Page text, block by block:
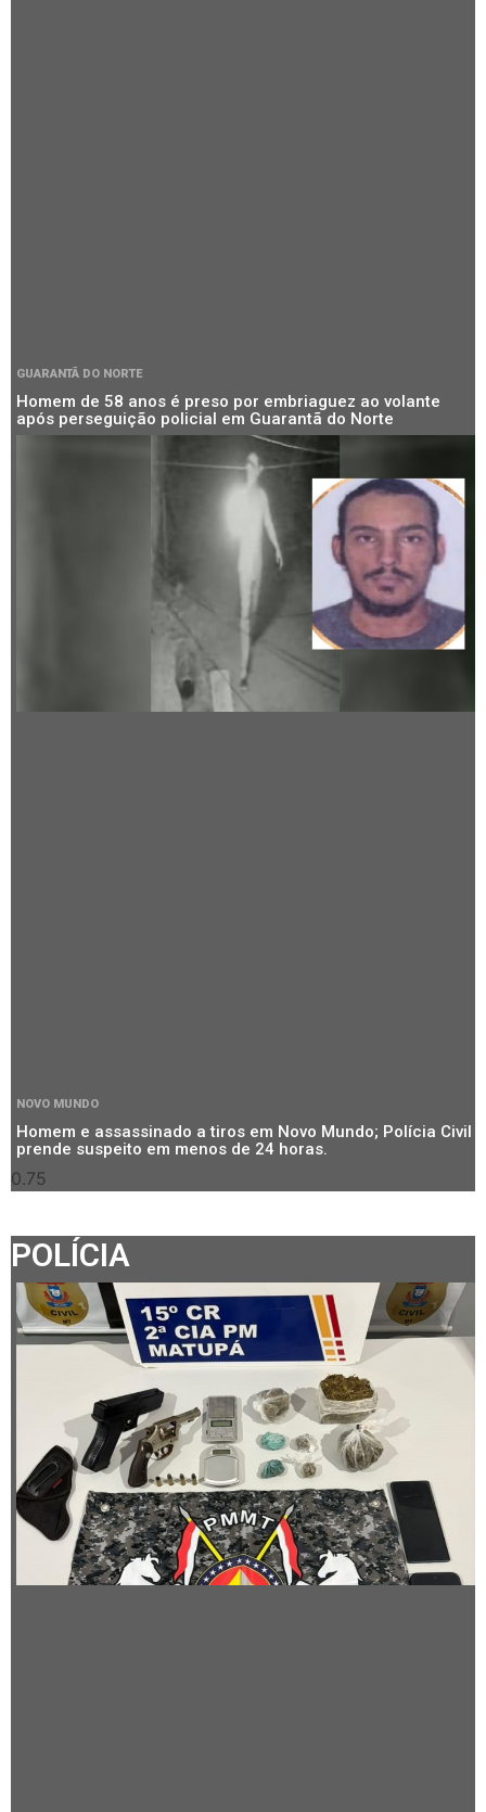
GUARANTÃ DO NORTE
Homem de 58 anos é preso por embriaguez ao volante
após perseguição policial em Guarantã do Norte
NOVO MUNDO
Homem e assassinado a tiros em Novo Mundo; Polícia Civil
prende suspeito em menos de 24 horas.
POLÍCIA